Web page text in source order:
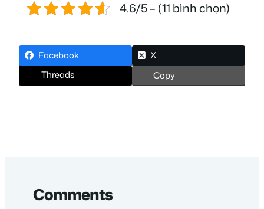
4.6/5 – (11 bình chọn)
Facebook
X
Threads
Copy
Comments